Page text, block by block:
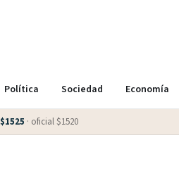
Política Sociedad Economía
$1525 · oficial $1520